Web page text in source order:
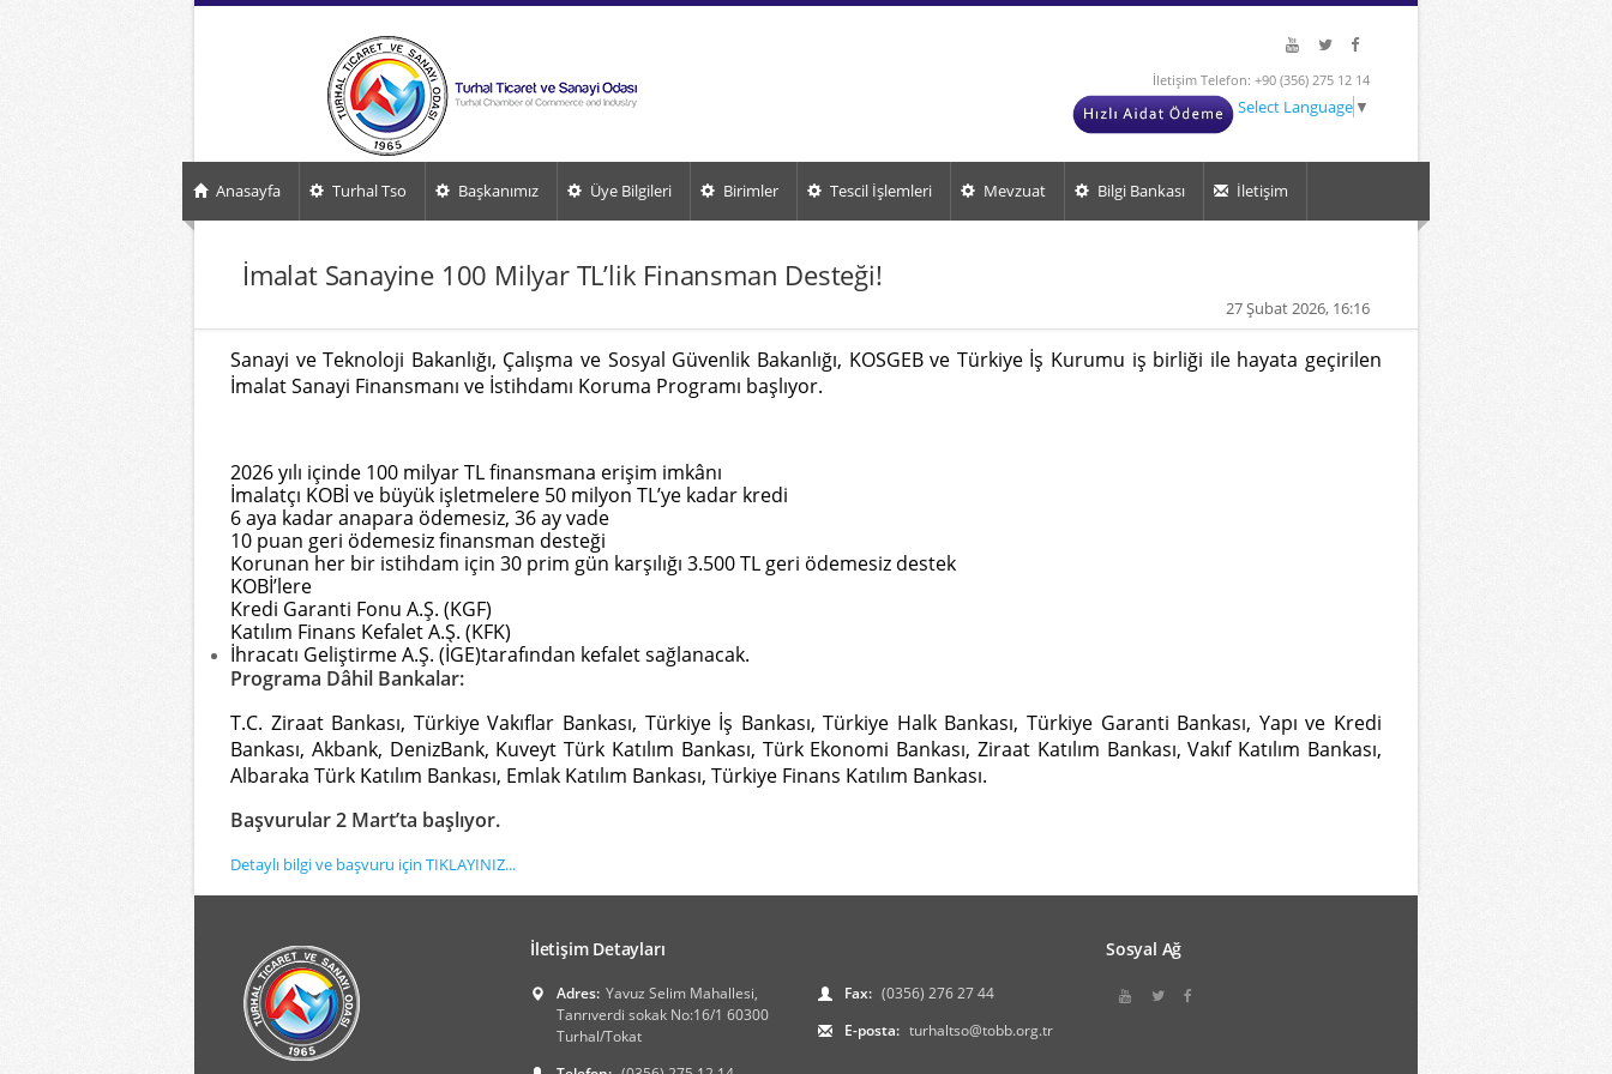
İletişim Telefon: +90 (356) 275 12 14
Select Language ▼
Anasayfa Turhal Tso Başkanımız Üye Bilgileri Birimler Tescil İşlemleri Mevzuat Bilgi Bankası İletişim
İmalat Sanayine 100 Milyar TL’lik Finansman Desteği!
27 Şubat 2026, 16:16
Sanayi ve Teknoloji Bakanlığı, Çalışma ve Sosyal Güvenlik Bakanlığı, KOSGEB ve Türkiye İş Kurumu iş birliği ile hayata geçirilen
İmalat Sanayi Finansmanı ve İstihdamı Koruma Programı başlıyor.
2026 yılı içinde 100 milyar TL finansmana erişim imkânı
İmalatçı KOBİ ve büyük işletmelere 50 milyon TL’ye kadar kredi
6 aya kadar anapara ödemesiz, 36 ay vade
10 puan geri ödemesiz finansman desteği
Korunan her bir istihdam için 30 prim gün karşılığı 3.500 TL geri ödemesiz destek
KOBİ’lere
Kredi Garanti Fonu A.Ş. (KGF)
Katılım Finans Kefalet A.Ş. (KFK)
İhracatı Geliştirme A.Ş. (İGE)tarafından kefalet sağlanacak.
Programa Dâhil Bankalar:
T.C. Ziraat Bankası, Türkiye Vakıflar Bankası, Türkiye İş Bankası, Türkiye Halk Bankası, Türkiye Garanti Bankası, Yapı ve Kredi
Bankası, Akbank, DenizBank, Kuveyt Türk Katılım Bankası, Türk Ekonomi Bankası, Ziraat Katılım Bankası, Vakıf Katılım Bankası,
Albaraka Türk Katılım Bankası, Emlak Katılım Bankası, Türkiye Finans Katılım Bankası.
Başvurular 2 Mart’ta başlıyor.
Detaylı bilgi ve başvuru için TIKLAYINIZ...
İletişim Detayları
Adres: Yavuz Selim Mahallesi,
Tanrıverdi sokak No:16/1 60300
Turhal/Tokat
Fax: (0356) 276 27 44
E-posta: turhaltso@tobb.org.tr
Sosyal Ağ